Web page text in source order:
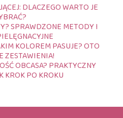
DLACZEGO WARTO JE
SPRAWDZONE METODY I
KOLOREM PASUJE? OTO
ZESTAWIENIA!
OBCASA? PRAKTYCZNY
KROK PO KROKU